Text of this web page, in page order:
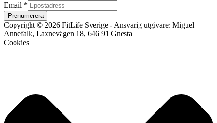
Email *
Prenumerera
Copyright © 2026 FitLife Sverige - Ansvarig utgivare: Miguel
Annefalk, Laxnevägen 18, 646 91 Gnesta
Cookies